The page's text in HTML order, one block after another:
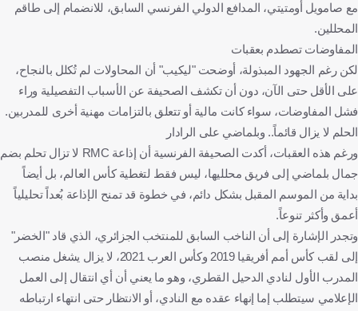
مع صامويل أومتيتي، المدافع الدولي الفرنسي السابق، للانضمام إلى طاقم
المحللين.
المفاوضات تصطدم بعقبات
لكن رغم الجهود المبذولة، أوضحت "ليكيب" أن المحاولات لم تُكلل بالنجاح،
على الأقل حتى الآن، دون أن تكشف الصحيفة عن الأسباب التفصيلية وراء
فشل المفاوضات، سواء كانت مالية أو تتعلق بالتزامات مهنية أخرى للمدربين.
الحلم لا يزال قائماً.. وبلماضي على الرادار
ورغم هذه العقبات، أكدت الصحيفة الفرنسية أن إذاعة RMC لا تزال تحلم بضم
جمال بلماضي إلى فريق محلليها، ليس فقط لتغطية كأس العالم، بل أيضاً
بداية من الموسم المقبل بشكل دائم، في خطوة قد تمنح الإذاعة بُعداً تحليلياً
أعمق وأكثر تنوعاً.
وتجدر الإشارة إلى أن الناخب السابق للمنتخب الجزائري، الذي قاد "الخضر"
إلى لقب كأس أمم أفريقيا 2019 وكأس العرب 2021، لا يزال يشغل منصب
المدرب الأول لنادي الدحيل القطري، وهو ما يعني أن أي انتقال إلى العمل
الإعلامي سيتطلب إما إنهاء عقده مع النادي، أو الانتظار حتى انتهاء ارتباطه